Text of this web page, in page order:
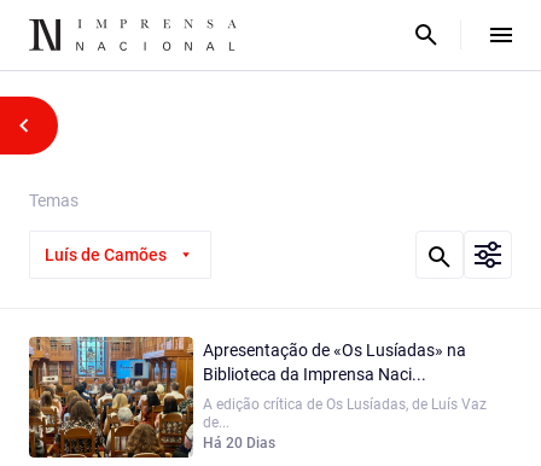
Temas
Luís de Camões
Apresentação de «Os Lusíadas» na
Biblioteca da Imprensa Naci...
A edição crítica de Os Lusíadas, de Luís Vaz
de...
Há 20 Dias